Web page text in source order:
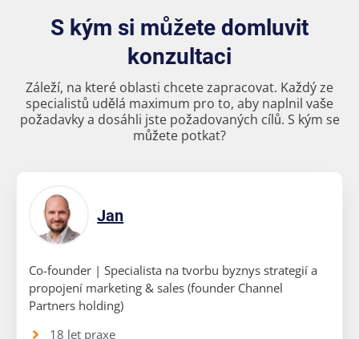
S kým si můžete domluvit
konzultaci
Záleží, na které oblasti chcete zapracovat. Každý ze
specialistů udělá maximum pro to, aby naplnil vaše
požadavky a dosáhli jste požadovaných cílů. S kým se
můžete potkat?
Jan
Co-founder | Specialista na tvorbu byznys strategií a
propojení marketing & sales (founder Channel
Partners holding)
18 let praxe